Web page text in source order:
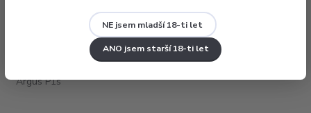
NE jsem mladší 18-ti let
ANO jsem starší 18-ti let